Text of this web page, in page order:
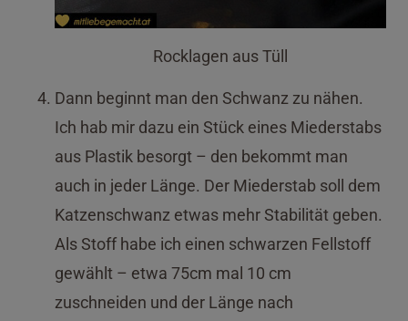
Rocklagen aus Tüll
Dann beginnt man den Schwanz zu nähen.
Ich hab mir dazu ein Stück eines Miederstabs
aus Plastik besorgt – den bekommt man
auch in jeder Länge. Der Miederstab soll dem
Katzenschwanz etwas mehr Stabilität geben.
Als Stoff habe ich einen schwarzen Fellstoff
gewählt – etwa 75cm mal 10 cm
zuschneiden und der Länge nach